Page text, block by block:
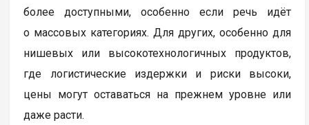
более доступными, особенно если речь идёт
о массовых категориях. Для других, особенно для
нишевых или высокотехнологичных продуктов,
где логистические издержки и риски высоки,
цены могут оставаться на прежнем уровне или
даже расти.